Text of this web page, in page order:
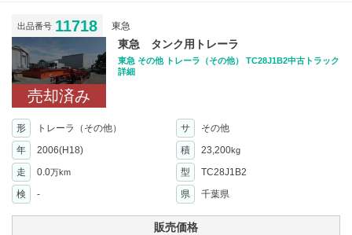
出品番号 11718 東急
売却済み
東急 タンク用トレーラ
東急 その他 トレーラ（その他） TC28J1B2中古トラック
詳細
形 トレーラ（その他） サ
その他
年
2006(H18) 積 23,200kg
走 0.0万km 型
TC28J1B2
検
- 県 千葉県
販売価格